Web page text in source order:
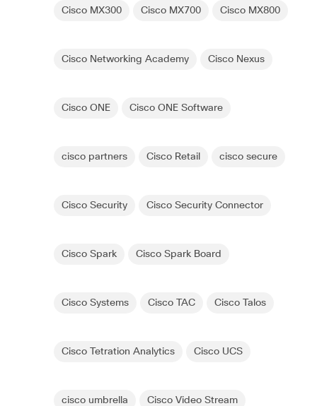
Cisco MX300 Cisco MX700 Cisco MX800
Cisco Networking Academy Cisco Nexus
Cisco ONE Cisco ONE Software
cisco partners Cisco Retail cisco secure
Cisco Security Cisco Security Connector
Cisco Spark Cisco Spark Board
Cisco Systems Cisco TAC Cisco Talos
Cisco Tetration Analytics Cisco UCS
cisco umbrella Cisco Video Stream